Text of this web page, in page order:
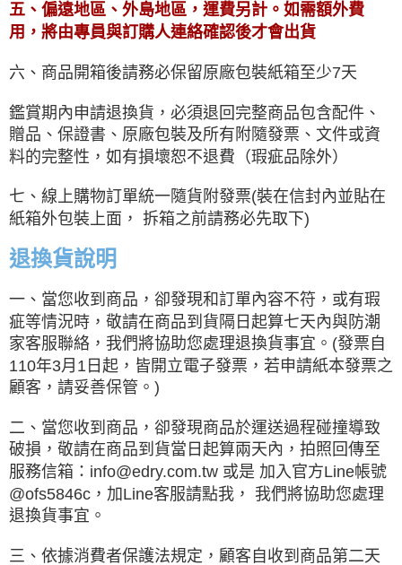
五、偏遠地區、外島地區，運費另計。如需額外費
用，將由專員與訂購人連絡確認後才會出貨
六、商品開箱後請務必保留原廠包裝紙箱至少7天
鑑賞期內申請退換貨，必須退回完整商品包含配件、
贈品、保證書、原廠包裝及所有附隨發票、文件或資
料的完整性，如有損壞恕不退費（瑕疵品除外）
七、線上購物訂單統一隨貨附發票(裝在信封內並貼在
紙箱外包裝上面， 拆箱之前請務必先取下)
退換貨說明
一、當您收到商品，卻發現和訂單內容不符，或有瑕
疵等情況時，敬請在商品到貨隔日起算七天內與防潮
家客服聯絡，我們將協助您處理退換貨事宜。(發票自
110年3月1日起，皆開立電子發票，若申請紙本發票之
顧客，請妥善保管。)
二、當您收到商品，卻發現商品於運送過程碰撞導致
破損，敬請在商品到貨當日起算兩天內，拍照回傳至
服務信箱：info@edry.com.tw 或是 加入官方Line帳號
@ofs5846c，加Line客服請點我， 我們將協助您處理
退換貨事宜。
三、依據消費者保護法規定，顧客自收到商品第二天